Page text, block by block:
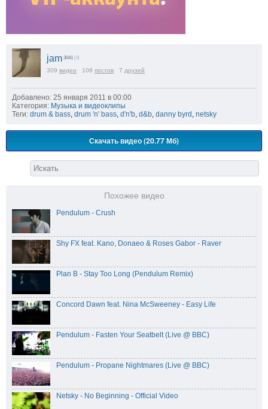
jam 3041 | 0
309 видео 108 постов 7 друзей
Добавлено: 25 января 2011 в 00:00
Категория: Музыка и видеоклипы
Теги: drum & bass, drum 'n' bass, d'n'b, d&b, danny byrd , netsky
Скачать видео (20.77 Мб)
Похожее видео
Pendulum - Crush
Shy FX feat. Kano, Donaeo & Roses Gabor - Raver
Plan B - Stay Too Long (Pendulum Remix)
Concord Dawn feat. Nina McSweeney - Easy Life
Pendulum - Fasten Your Seatbelt (Live @ BBC)
Pendulum - Propane Nightmares (Live @ BBC)
Netsky - No Beginning - Official Video